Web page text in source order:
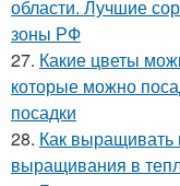
области. Лучшие
зоны РФ
27. Какие цветы
которые можно
посадки
28. Как
выращивания в